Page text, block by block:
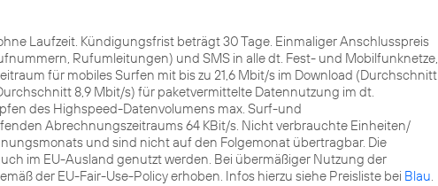
Laufzeit. Kündigungsfrist beträgt 30 Tage. Einmaliger Anschlusspreis
Rufumleitungen) und SMS in alle dt. Fest- und Mobilfunknetze,
für mobiles Surfen mit bis zu 21,6 Mbit/s im Download (Durchschnitt
8,9 Mbit/s) für paketvermittelte Datennutzung im dt.
des Highspeed-Datenvolumens max. Surf-und
Abrechnungszeitraums 64 KBit/s. Nicht verbrauchte Einheiten/
und sind nicht auf den Folgemonat übertragbar. Die
im EU-Ausland genutzt werden. Bei übermäßiger Nutzung der
der EU-Fair-Use-Policy erhoben. Infos hierzu siehe Preisliste bei Blau.